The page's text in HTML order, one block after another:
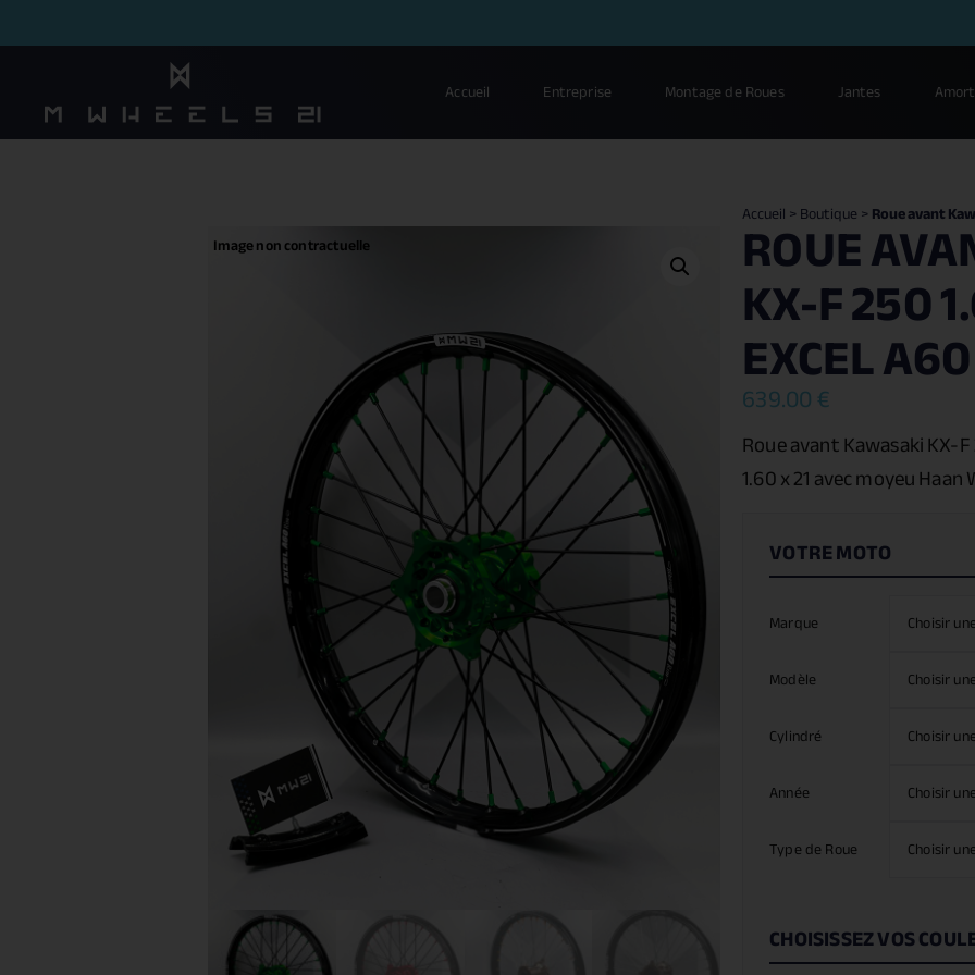
Accueil Entreprise Montage de Roues Jantes
Image non contractuelle
Accueil>Boutique>Roue avant
ROUE
KX-F 250
EXCEL
639.00€
Roue avant Kawasaki KX-
1.60 x 21 avec moyeu Haan
Marque
Modèle
Cylindré
Année
Type de Roue
CHOISISSEZ VOS